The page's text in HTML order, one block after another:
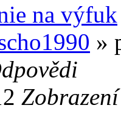
na výfuk
»
Zobrazení